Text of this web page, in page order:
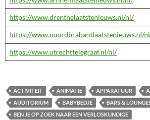
https://www.drenthelaatstenieuws.nl/nl/
https://www.noordbrabantlaatstenieuws.nl/
https://www.utrechttelegraaf.nl/nl/
ACTIVITEIT ANIMATIE APPARATUUR
AUDITORIUM
BABYBEDJE
BARS &
BEN JE OP ZOEK NAAR EEN VERLOSKUNDIGE